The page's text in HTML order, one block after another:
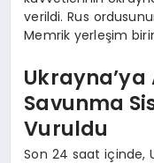
verildi. Rus
Memrik yerleşim
Ukrayna’ya
Savunma
Vuruldu
Son 24 saat içinde,